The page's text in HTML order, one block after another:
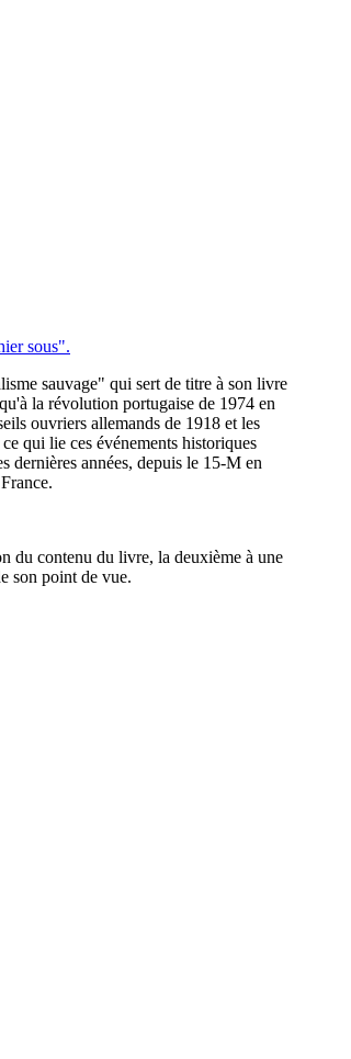
sous".
sauvage" qui sert de titre à son livre
la révolution portugaise de 1974 en
ouvriers allemands de 1918 et les
qui lie ces événements historiques
dernières années, depuis le 15-M en
du contenu du livre, la deuxième à une
son point de vue.